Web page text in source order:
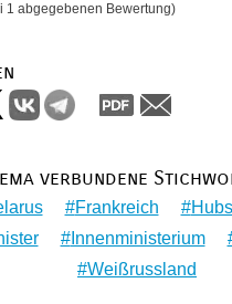
1 abgegebenen Bewertung)
verbundene
Frankreich
Innenministerium
Weißrussland